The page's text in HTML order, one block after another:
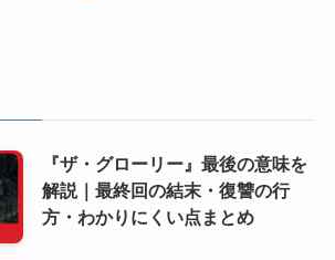
『ザ・グローリー』最後の意味を
解説｜最終回の結末・復讐の行
方・わかりにくい点まとめ